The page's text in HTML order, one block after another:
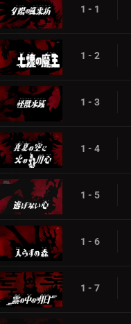
1 - 1
1 - 2
1 - 3
1 - 4
1 - 5
1 - 6
1 - 7